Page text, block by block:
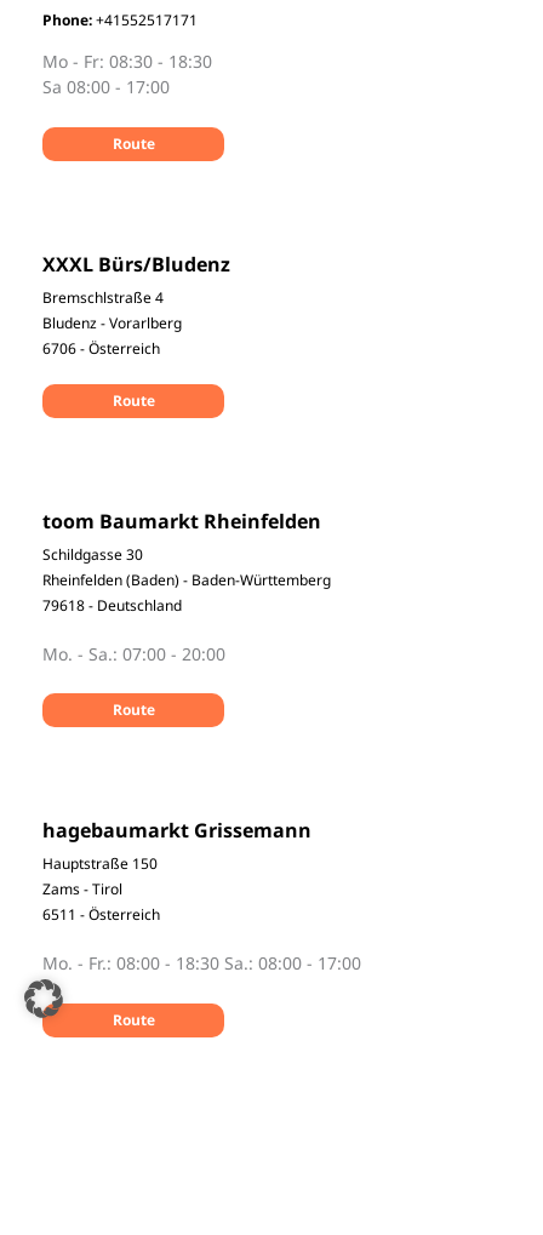
Phone:+41552517171
Mo - Fr: 08:30 - 18:30
Sa 08:00 - 17:00
Route
XXXL Bürs/Bludenz
Bremschlstraße 4
Bludenz - Vorarlberg
6706 - Österreich
Route
toom Baumarkt Rheinfelden
Schildgasse 30
Rheinfelden (Baden) - Baden-Württemberg
79618 - Deutschland
Mo. - Sa.: 07:00 - 20:00
Route
hagebaumarkt Grissemann
Hauptstraße 150
Zams - Tirol
6511 - Österreich
Mo. - Fr.: 08:00 - 18:30 Sa.: 08:00 - 17:00
Route